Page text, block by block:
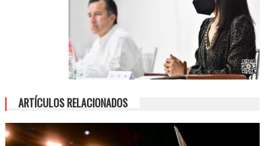
ARTÍCULOS RELACIONADOS